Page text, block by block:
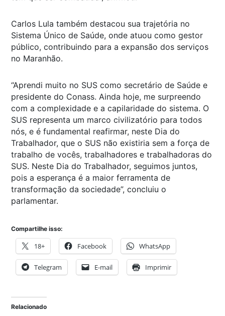
Carlos Lula também destacou sua trajetória no
Sistema Único de Saúde, onde atuou como gestor
público, contribuindo para a expansão dos serviços
no Maranhão.
“Aprendi muito no SUS como secretário de Saúde e
presidente do Conass. Ainda hoje, me surpreendo
com a complexidade e a capilaridade do sistema. O
SUS representa um marco civilizatório para todos
nós, e é fundamental reafirmar, neste Dia do
Trabalhador, que o SUS não existiria sem a força de
trabalho de vocês, trabalhadores e trabalhadoras do
SUS. Neste Dia do Trabalhador, seguimos juntos,
pois a esperança é a maior ferramenta de
transformação da sociedade”, concluiu o
parlamentar.
Compartilhe isso:
18+ Facebook WhatsApp
Telegram E-mail Imprimir
Relacionado